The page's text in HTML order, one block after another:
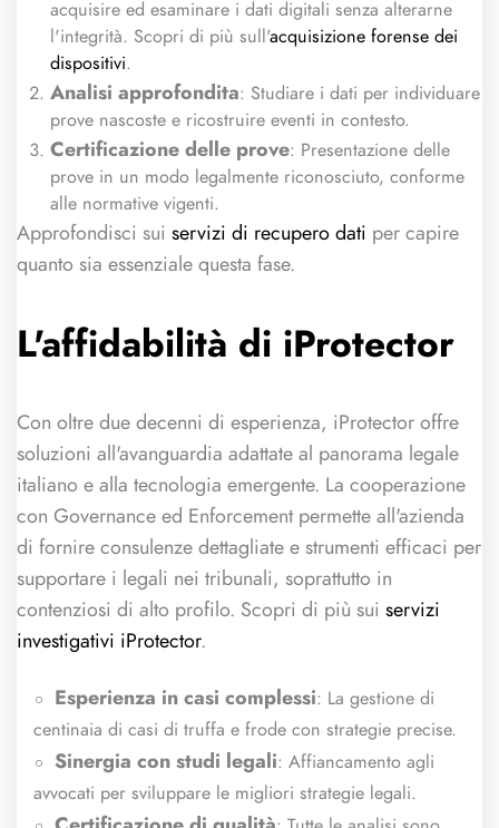
acquisire ed esaminare i dati digitali senza alterarne
l'integrità. Scopri di più sull'acquisizione forense dei
dispositivi.
Analisi approfondita: Studiare i dati per individuare
prove nascoste e ricostruire eventi in contesto.
Certificazione delle prove: Presentazione delle
prove in un modo legalmente riconosciuto, conforme
alle normative vigenti.
Approfondisci sui servizi di recupero dati per capire
quanto sia essenziale questa fase.
L'affidabilità di iProtector
Con oltre due decenni di esperienza, iProtector offre
soluzioni all'avanguardia adattate al panorama legale
italiano e alla tecnologia emergente. La cooperazione
con Governance ed Enforcement permette all'azienda
di fornire consulenze dettagliate e strumenti efficaci per
supportare i legali nei tribunali, soprattutto in
contenziosi di alto profilo. Scopri di più sui servizi
investigativi iProtector.
Esperienza in casi complessi: La gestione di
centinaia di casi di truffa e frode con strategie precise.
Sinergia con studi legali: Affiancamento agli
avvocati per sviluppare le migliori strategie legali.